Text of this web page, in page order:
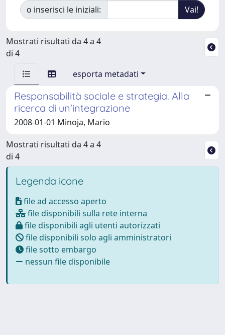
o inserisci le iniziali:
Mostrati risultati da 4 a 4
di 4
esporta metadati
Responsabilità sociale e strategia. Alla
ricerca di un'integrazione
2008-01-01 Minoja, Mario
Mostrati risultati da 4 a 4
di 4
Legenda icone
file ad accesso aperto
file disponibili sulla rete interna
file disponibili agli utenti autorizzati
file disponibili solo agli amministratori
file sotto embargo
nessun file disponibile